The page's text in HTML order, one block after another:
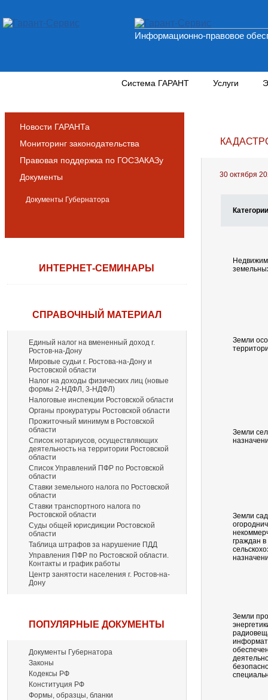
Информационно-правовое
Система ГАРАНТ Услуги
Новости ГАРАНТа
Мониторинг законодательства
Правовая поддержка по ГОСЗАКАЗу
Документы
Документы Губернатора
ИНТЕРНЕТ-СЕМИНАРЫ
СПРАВОЧНЫЙ МАТЕРИАЛ
Единый налог на вмененный доход г.
Ростов-на-Дону
Мировые судьи г. Ростова-на-Дону и
Ростовской области
Налог на доходы физических лиц (новые
формы 2-НДФЛ, 3-НДФЛ)
Налоговые инспекции Ростовской области
Органы прокуратуры Ростовской области
Прожиточный минимум в Ростовской
области
Список нотариусов, осуществляющих
деятельность на территории Ростовской
области
Список Управлений ПФР по Ростовской
области
Ставки земельного налога по Ростовской
области
Ставки транспортного налога по
Ростовской области
Суды общей юрисдикции Ростовской
области
Таблица штрафов за нарушение ПДД
Управления ПФР по Ростовской области.
Контакты и график работы
Центр занятости населения г. Ростов-на-
Дону
ПОПУЛЯРНЫЕ ДОКУМЕНТЫ
Документы Губернатора
Законы
Кодексы РФ
Конституция РФ
Формы, образцы, бланки
30 октября
Земли
Земли
Земли
граждан
Земли